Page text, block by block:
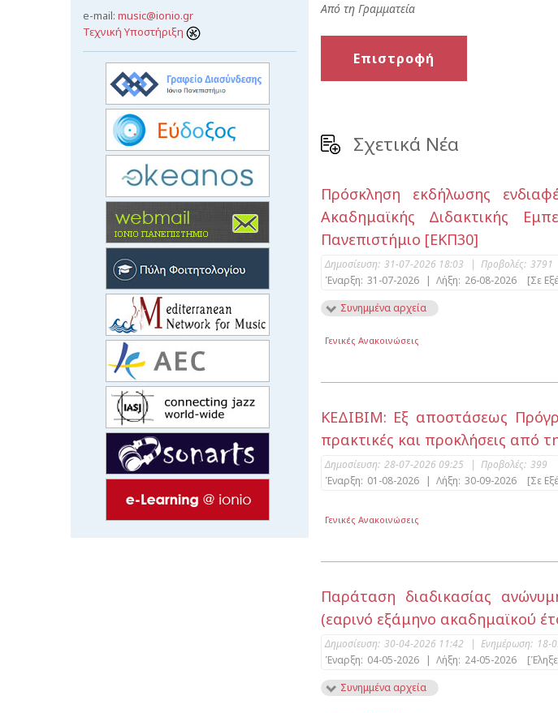
Από τη Γραμματεία
Επιστροφή
Σχετικά Νέα
Πρόσκληση εκδήλωσης
Ακαδημαϊκής Διδακτικής
Πανεπιστήμιο [ΕΚΠ30]
Δημοσίευση: 31-07-2026 18:03 | Προβολές: 3791
Έναρξη: 31-07-2026 | Λήξη: 26-08-2026
[Σε
Συνημμένα αρχεία
Γενικές Ανακοινώσεις
ΚΕΔΙΒΙΜ: Εξ αποστάσεως
πρακτικές και προκλήσεις από
Δημοσίευση: 28-07-2026 09:25 | Προβολές: 399
Έναρξη: 01-08-2026 | Λήξη: 30-09-2026 [Σε
Γενικές Ανακοινώσεις
Παράταση διαδικασίας
(εαρινό εξάμηνο ακαδημαϊκού
Δημοσίευση: 30-04-2026 11:42 | Ενημέρωση: 18-
Έναρξη: 04-05-2026 | Λήξη: 24-05-2026
Συνημμένα αρχεία
e-mail: music@ionio.gr
Τεχνική Υποστήριξη